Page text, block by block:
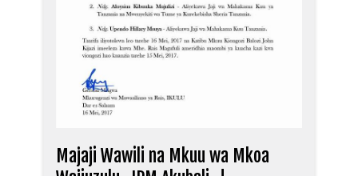
Majaji Wawili na Mkuu wa Mkoa